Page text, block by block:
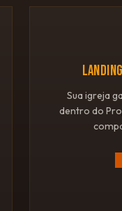
Sua igreja
dentro do